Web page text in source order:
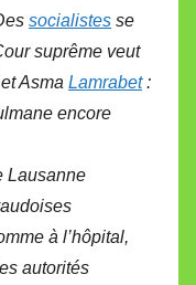
socialistes se
suprême veut
et Asma Lamrabet:
encore
Lausanne
à l’hôpital,
autorités